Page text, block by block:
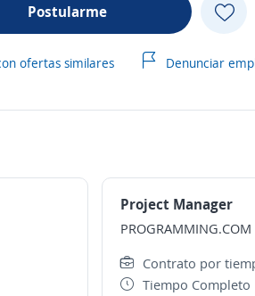
Postularme
ofertas similares Denunciar
Project Manager
PROGRAMMING.COM
Contrato por
Tiempo Completo